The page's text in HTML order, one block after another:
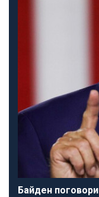
Байден